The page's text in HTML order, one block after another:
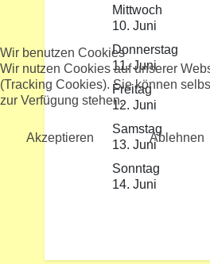
Mittwoch
10. Juni
Donnerstag
11. Juni
Freitag
12. Juni
Samstag
13. Juni
Sonntag
14. Juni
Wir benutzen Cookies
Wir nutzen Cookies auf unserer
(Tracking Cookies). Sie können
zur Verfügung stehen.
Akzeptieren
Ablehnen